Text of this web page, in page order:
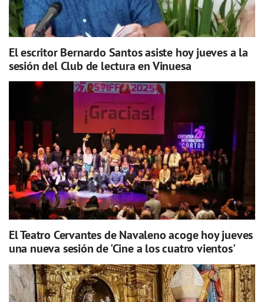
El escritor Bernardo Santos asiste hoy jueves a la
sesión del Club de lectura en Vinuesa
El Teatro Cervantes de Navaleno acoge hoy jueves
una nueva sesión de 'Cine a los cuatro vientos'